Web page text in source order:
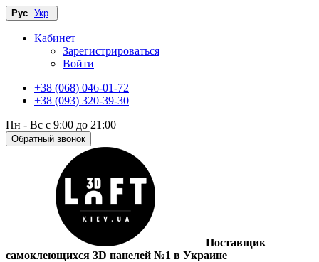
Рус Укр
Кабинет
Зарегистрироваться
Войти
+38 (068) 046-01-72
+38 (093) 320-39-30
Пн - Вс с 9:00 до 21:00
Обратный звонок
Поставщик
самоклеющихся 3D панелей №1 в Украине